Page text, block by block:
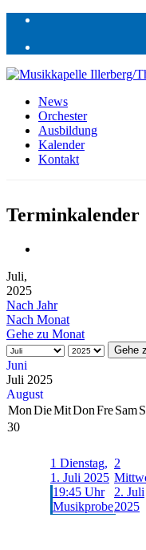
News
Orchester
Ausbildung
Kalender
Kontakt
Terminkalender
Juli,
2025
Nach Jahr
Nach Monat
Gehe zu Monat
Gehe
Juni
Juli 2025
August
MonDieMitDonFreSam
30
1 Dienstag,
1. Juli 2025
19:45 Uhr
Musikprobe
2
2. Juli
2025